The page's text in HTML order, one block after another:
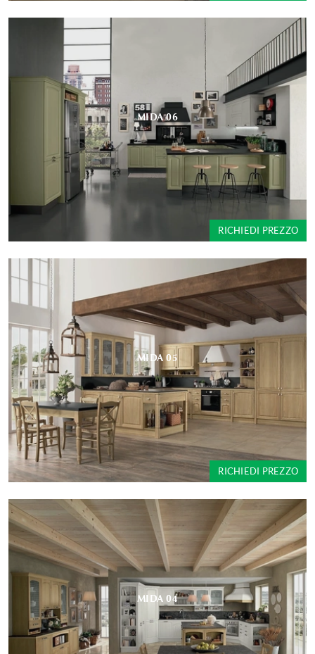
MIDA 06
RICHIEDI PREZZO
MIDA 05
RICHIEDI PREZZO
MIDA 04